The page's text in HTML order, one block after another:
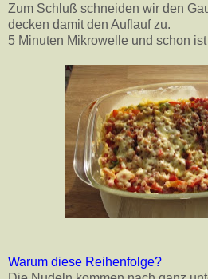
Zum Schluß schneiden wir den
decken damit den Auflauf zu.
5 Minuten Mikrowelle und schon
Warum diese Reihenfolge?